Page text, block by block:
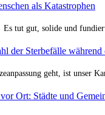
als Katastrophen
tut gut, solide und
der Sterbefälle
geht, ist unser
Ort: Städte und